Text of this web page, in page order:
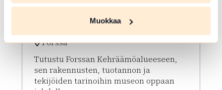
Muokkaa
Opastetut
Kehräämökierrokset
Forssa
Tutustu Forssan Kehräämöalueeseen,
sen rakennusten, tuotannon ja
tekijöiden tarinoihin museon oppaan